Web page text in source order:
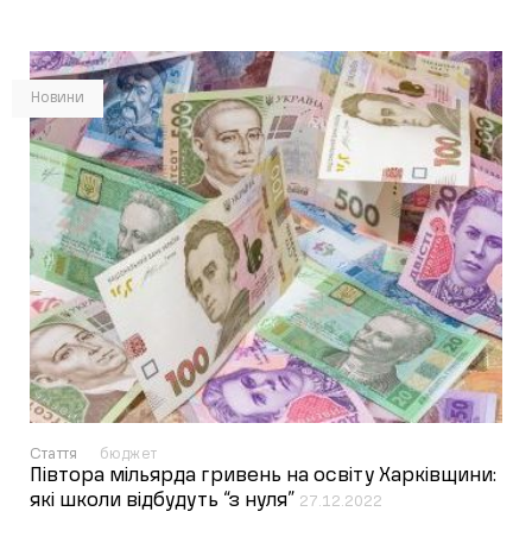
Новини
Стаття бюджет
Півтора мільярда гривень на освіту Харківщини:
які школи відбудуть “з нуля” 27.12.2022